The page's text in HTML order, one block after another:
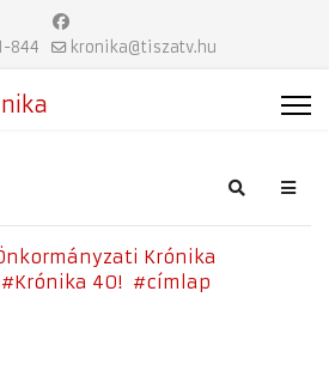
844 kronika@tiszatv.hu
Search
Krónika
Krónika 40!
címlap